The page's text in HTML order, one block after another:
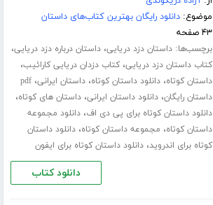
موضوع:دانلود رایگان بهترین کتاب‌های داستان
۴۳ صفحه
برچسب‌ها:داستان دزد دریایی،داستان درباره دزد دریایی،
کتاب داستان دزد دریایی،کتاب دزدان دریایی کارائیب،
داستان کوتاه،دانلود داستان کوتاه،داستان ایرانی،pdf
داستان رایگان،دانلود داستان ایرانی،داستان های کوتاه،
دانلود داستان کوتاه برای پی دی اف،دانلود مجموعه
داستان کوتاه، مجموعه داستان کوتاه،دانلود داستان
کوتاه برای اندروید،دانلود داستان کوتاه برای ایفون
دانلود کتاب